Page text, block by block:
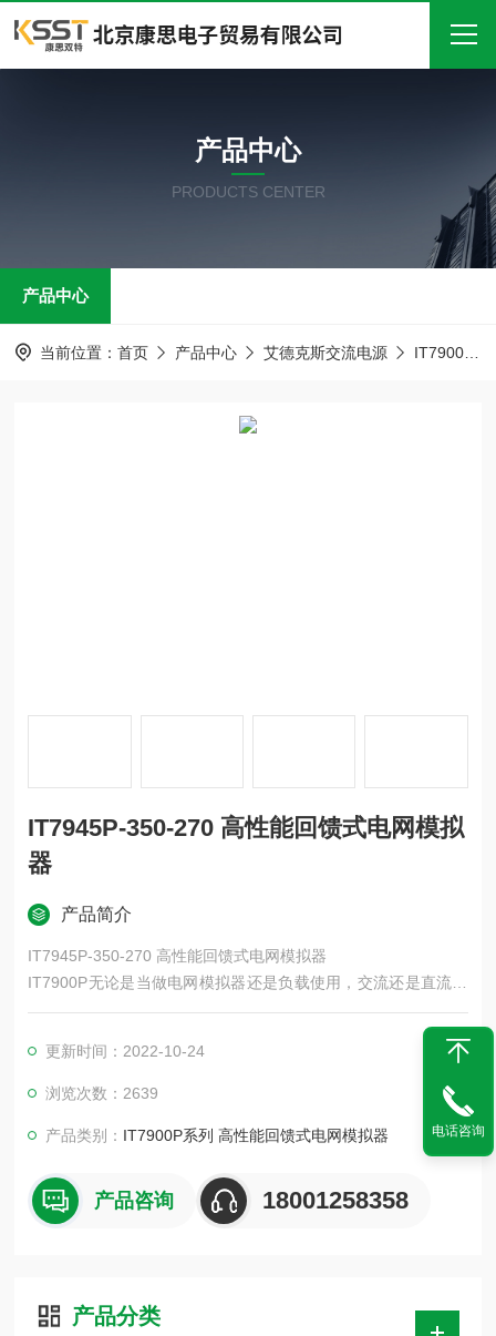
关于我们
产品中心
在线留言
产品中心
PRODUCTS CENTER
产品中心
当前位置： 首页 产品中心 艾德克斯交流电源 IT7900P系列 高性能回馈式电网模拟器
IT7945P-350-270 高性能回馈式电网模拟
器
产品简介
IT7945P-350-270 高性能回馈式电网模拟器
IT7900P无论是当做电网模拟器还是负载使用，交流还是直流模
式下均提供高效的能量回馈。待测物在测试中所产生的能量可以
经由IT7900P设备回收后厂内直接利用，而非以热能的形式消耗
掉，为用户提供“绿色节能"的解决方案。
更新时间：2022-10-24
浏览次数：2639
产品类别： IT7900P系列 高性能回馈式电网模拟器
产品咨询 18001258358
产品分类
电话咨询